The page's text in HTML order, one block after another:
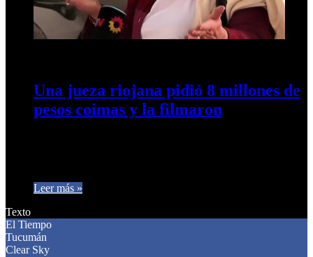
Una jueza riojana pidió 8 millones de
pesos coimas y la filmaron
Leer más »
Texto
El Tiempo
Tucumán
Clear Sky